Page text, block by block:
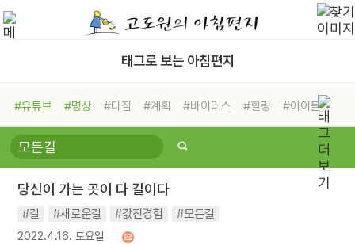
태그로 보는 아침편지
#유튜브 #명상 #다짐 #계획 #바이러스 #힐링
#아이들
#비전캠프
#독서캠프 #삶
#희망
#나눔 #친구 #링컨학교
#독서
#건강 #면역력
당신이 가는 곳이 다 길이다
#길 #새로운길 #값진경험 #모든길
2022.4.16. 토요일